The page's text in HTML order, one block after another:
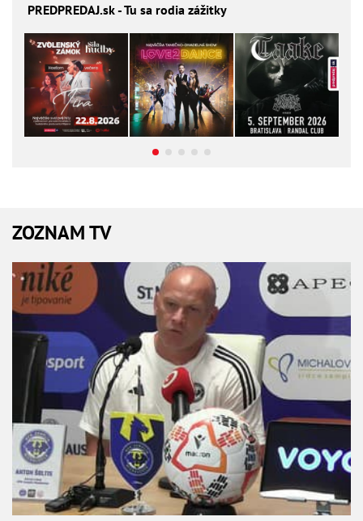
PREDPREDAJ.sk - Tu sa rodia zážitky
ZOZNAM TV